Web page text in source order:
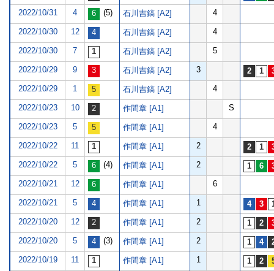
2022/10/31 4 (5) 石川吉鎬 [A2] 4
2022/10/30 12 石川吉鎬 [A2] 4
2022/10/30 7 石川吉鎬 [A2] 5
2022/10/29 9 石川吉鎬 [A2] 3
2022/10/29 1 石川吉鎬 [A2] 4
2022/10/23 10 作間章 [A1] S
2022/10/23 5 作間章 [A1] 4
2022/10/22 11 作間章 [A1] 2
2022/10/22 5 (4) 作間章 [A1] 2
2022/10/21 12 作間章 [A1] 6
2022/10/21 5 作間章 [A1] 1
2022/10/20 12 作間章 [A1] 2
2022/10/20 5 (3) 作間章 [A1] 2
2022/10/19 11 作間章 [A1] 1